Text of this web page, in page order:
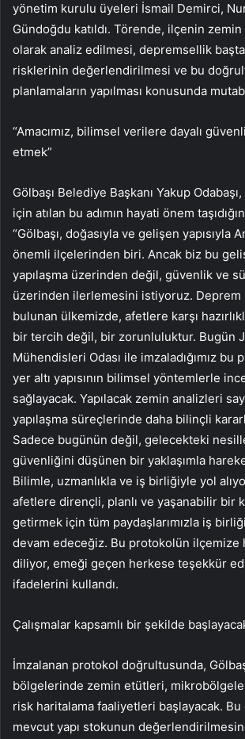
yönetim kurulu üyeleri İsmail Demirci,
Gündoğdu katıldı. Törende, ilçenin zemin
olarak analiz edilmesi, depremsellik
risklerinin değerlendirilmesi ve bu
planlamaların yapılması konusunda
“Amacımız, bilimsel verilere dayalı
etmek”
Gölbaşı Belediye Başkanı Yakup
için atılan bu adımın hayati önem
“Gölbaşı, doğasıyla ve gelişen yapısıyla
önemli ilçelerinden biri. Ancak biz bu
yapılaşma üzerinden değil, güvenlik ve
üzerinden ilerlemesini istiyoruz. Deprem
bulunan ülkemizde, afetlere karşı
bir tercih değil, bir zorunluluktur. Bugün
Mühendisleri Odası ile imzaladığımız bu
yer altı yapısının bilimsel yöntemlerle
sağlayacak. Yapılacak zemin analizleri
yapılaşma süreçlerinde daha bilinçli
Sadece bugünün değil, gelecekteki
güvenliğini düşünen bir yaklaşımla
Bilimle, uzmanlıkla ve iş birliğiyle yol
afetlere dirençli, planlı ve yaşanabilir bir
getirmek için tüm paydaşlarımızla iş
devam edeceğiz. Bu protokolün ilçemize
diliyor, emeği geçen herkese teşekkür
ifadelerini kullandı.
Çalışmalar kapsamlı bir şekilde
İmzalanan protokol doğrultusunda,
bölgelerinde zemin etütleri,
risk haritalama faaliyetleri başlayacak. Bu
mevcut yapı stokunun